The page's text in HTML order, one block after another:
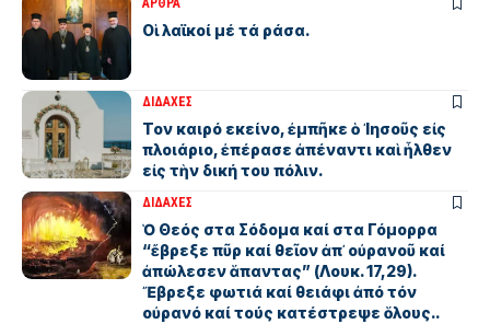
ΑΡΘΡΑ
Οἱ λαϊκοί μέ τά ράσα.
ΔΙΔΑΧΕΣ
Τον καιρό εκείνο, ἐμπῆκε ὁ ᾿Ιησοῦς εἰς
πλοιάριο, ἐπέρασε ἀπέναντι καὶ ἦλθεν
εἰς τὴν δική του πόλιν.
ΔΙΔΑΧΕΣ
Ὁ Θεός στα Σόδομα καί στα Γόμορρα
“ἔβρεξε πῦρ καί θεῖον ἀπ᾿ οὐρανοῦ καί
ἀπώλεσεν ἅπαντας” (Λουκ. 17,29).
Ἔβρεξε φωτιά καί θειάφι ἀπό τόν
οὐρανό καί τούς κατέστρεψε ὅλους..